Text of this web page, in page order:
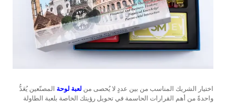
اختيار الشريك المناسب من بين عددٍ لا يُحصى من لعبة لوحة المصنّعين يُعَدُّ
واحدةً من أهم القرارات الحاسمة في تحويل رؤيتك الخاصة بلعبة الطاولة